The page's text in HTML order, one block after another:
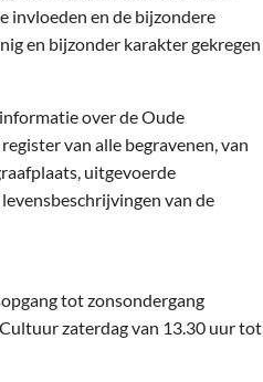
invloeden en de bijzondere
en bijzonder karakter gekregen
over de Oude
van alle begravenen, van
uitgevoerde
van de
tot zonsondergang
zaterdag van 13.30 uur tot